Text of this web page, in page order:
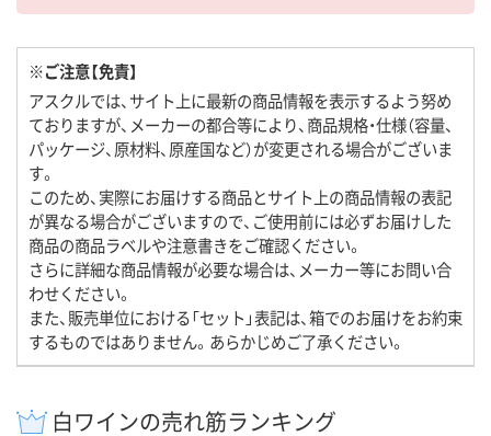
※ご注意【免責】
アスクルでは、サイト上に最新の商品情報を表示するよう努め
ておりますが、メーカーの都合等により、商品規格・仕様（容量、
パッケージ、原材料、原産国など）が変更される場合がございま
す。
このため、実際にお届けする商品とサイト上の商品情報の表記
が異なる場合がございますので、ご使用前には必ずお届けした
商品の商品ラベルや注意書きをご確認ください。
さらに詳細な商品情報が必要な場合は、メーカー等にお問い合
わせください。
また、販売単位における「セット」表記は、箱でのお届けをお約束
するものではありません。あらかじめご了承ください。
白ワインの売れ筋ランキング